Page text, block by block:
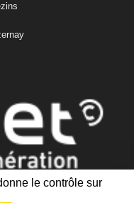
le contrôle sur